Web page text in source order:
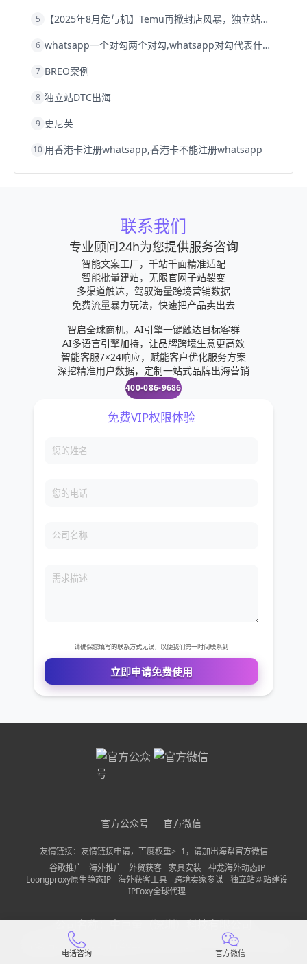
5 【2025年8月危与机】Temu再掀封店风暴，独立站才是跨境卖家的避险通道
6 whatsapp一个对勾两个对勾,whatsapp对勾代表什么意思
7 BREO案例
8 独立站DTC出海
9 史尼芙
10 用香港卡注册whatsapp,香港卡不能注册whatsapp
联系我们
专业顾问24h为您提供服务咨询
智能文案工厂，千站千面精准适配
智能批量建站，无限官网子站裂变
多渠道触达，驾驭海量跨境营销数据
免费流量暴力玩法，快速把产品卖出去
智启全球商机，AI引擎一键触达目标客群
AI多语言引擎加持，让品牌跨境生意更高效
智能客服7×24响应，赋能客户优化服务方案
深挖精准用户数据，定制一站式品牌出海营销
400-086-9686
立即申请免费使用
官方公众号 官方微信
友情链接：友情链接申请，百度权重>=1，请加出海帮官方微信
谷歌推广
海外推广 外贸获客 家具安装
神龙海外动态IP
Loongproxy原生静态IP 海外获客工具 跨境卖家参谋 独立站网站建设
IPFoxy全球代理
公司名称：中巨量（深圳）科技有限公司
备案信息：粤ICP备2022150197号-13 隐私政策
电话咨询 官方微信